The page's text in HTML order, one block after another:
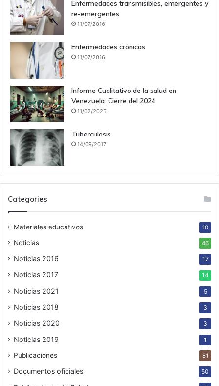
Enfermedades transmisibles, emergentes y
re-emergentes
11/07/2016
Enfermedades crónicas
11/07/2016
Informe Cualitativo de la salud en
Venezuela: Cierre del 2024
11/02/2025
Tuberculosis
14/09/2017
Categories
Materiales educativos 10
Noticias 46
Noticias 2016 17
Noticias 2017 14
Noticias 2021 5
Noticias 2018 3
Noticias 2020 3
Noticias 2019 1
Publicaciones 81
Documentos oficiales 50